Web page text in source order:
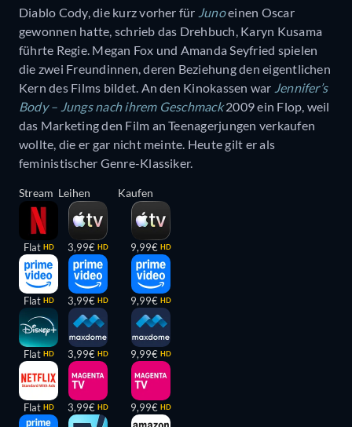
Diablo Cody, die kurz vorher für Junoeinen Oscar
gewonnen hatte, schrieb das Drehbuch, Karyn Kusama
führte Regie. Megan Fox und Amanda Seyfried spielen
die zwei Freundinnen, deren Beziehung den eigentlichen
Kern des Films bildet. An den Kinokassen war Jennifer’s
Body – Jungs nach ihrem Geschmack2009 ein Flop, weil
das Marketing den Film an Teenagerjungen verkaufen
wollte, die er gar nicht meinte. Heute gilt er als
feministischer Genre-Klassiker.
Stream
Flat HD
Flat HD
Flat HD
Flat HD
Leihen
3,99€ HD
3,99€ HD
3,99€ HD
3,99€ HD
Kaufen
9,99€ HD
9,99€ HD
9,99€ HD
9,99€ HD